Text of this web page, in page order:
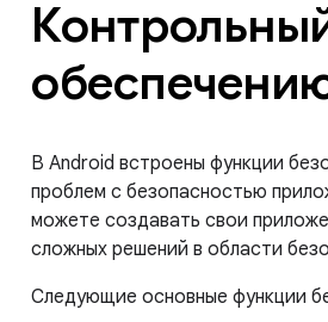
В Android встроены функции
проблем с безопасностью
можете создавать свои
сложных решений в области
Следующие основные функции